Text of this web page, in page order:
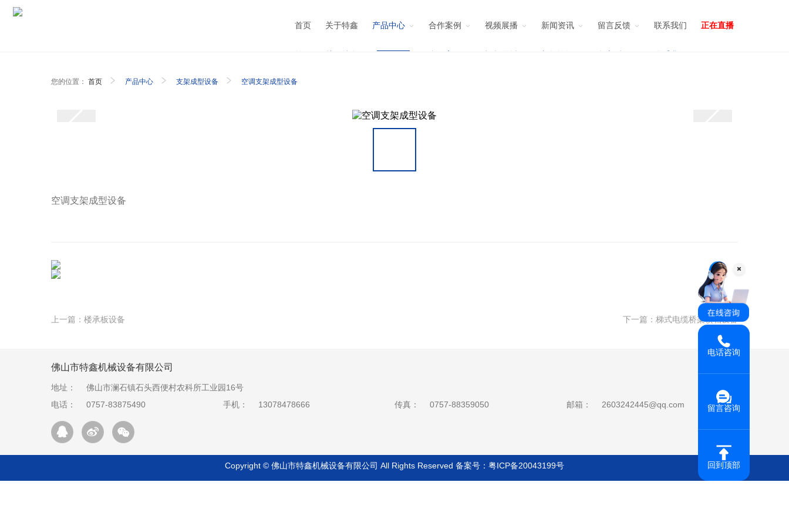
首页 关于特鑫 合作案例 视频展播 新闻资讯 留言反馈 联系我们 正在直播
您的位置： 首页 产品中心 支架成型设备 空调支架成型设备
空调支架成型设备
上一篇： 楼承板设备 下一篇： 梯式电缆桥架横档设备
佛山市特鑫机械设备有限公司
地址：
佛山市澜石镇石头西便村农科所工业园16号
电话：
0757-83875490 手机： 13078478666 传真： 0757-88359050 邮箱： 2603242445@qq.com
Copyright © 佛山市特鑫机械设备有限公司 All Rights Reserved 备案号： 粤ICP备20043199号
电话咨询
留言咨询
回到顶部